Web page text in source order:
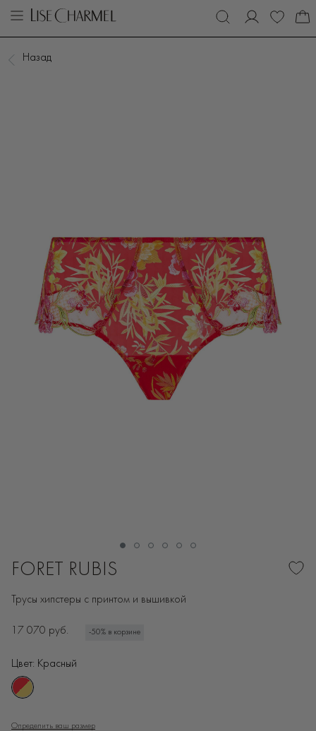
Назад
FORET RUBIS
Трусы хипстеры с принтом и вышивкой
17 070 руб. -50% в корзине
Цвет: Красный
Определить ваш размер